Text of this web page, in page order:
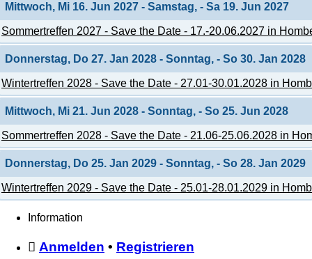
Mittwoch, Mi 16. Jun 2027 - Samstag, - Sa 19. Jun 2027
Sommertreffen 2027 - Save the Date - 17.-20.06.2027 in
Donnerstag, Do 27. Jan 2028 - Sonntag, - So 30. Jan 2028
Wintertreffen 2028 - Save the Date - 27.01-30.01.2028 in
Mittwoch, Mi 21. Jun 2028 - Sonntag, - So 25. Jun 2028
Sommertreffen 2028 - Save the Date - 21.06-25.06.2028 in
Donnerstag, Do 25. Jan 2029 - Sonntag, - So 28. Jan 2029
Wintertreffen 2029 - Save the Date - 25.01-28.01.2029 in
Information
Anmelden • Registrieren